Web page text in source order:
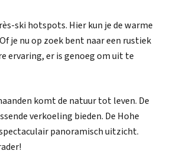
ski hotspots. Hier kun je de warme
je nu op zoek bent naar een rustiek
ervaring, er is genoeg om uit te
komt de natuur tot leven. De
verkoeling bieden. De Hohe
panoramisch uitzicht.